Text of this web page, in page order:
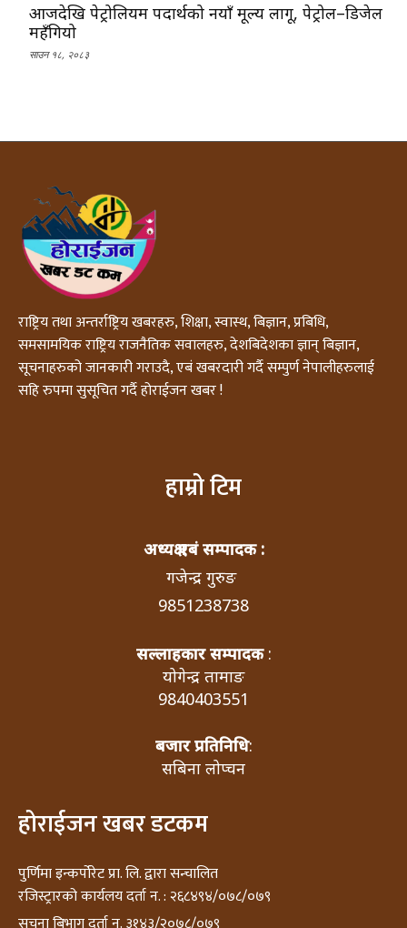
आजदेखि पेट्रोलियम पदार्थको नयाँ मूल्य लागू, पेट्रोल–डिजेल
महँगियो
साउन १८, २०८३
राष्ट्रिय तथा अन्तर्राष्ट्रिय खबरहरु, शिक्षा, स्वास्थ, बिज्ञान, प्रबिधि,
समसामयिक राष्ट्रिय राजनैतिक सवालहरु, देशबिदेशका ज्ञान् बिज्ञान,
सूचनाहरुको जानकारी गराउदै, एबं खबरदारी गर्दै सम्पुर्ण नेपालीहरुलाई
सहि रुपमा सुसूचित गर्दै होराईजन खबर !
हाम्रो टिम
अध्यक्ष एबं सम्पादक :
गजेन्द्र गुरुङ
9851238738
सल्लाहकार सम्पादक:
योगेन्द्र तामाङ
9840403551
बजार प्रतिनिधि:
सबिना लोप्चन
होराईजन खबर डटकम
पुर्णिमा इन्कर्पोरेट प्रा. लि. द्वारा सन्चालित
रजिस्ट्रारको कार्यलय दर्ता न. : २६८४९४/०७८/०७९